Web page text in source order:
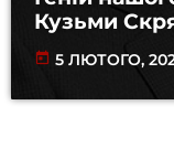
Кузьми
today 5 ЛЮТОГО,